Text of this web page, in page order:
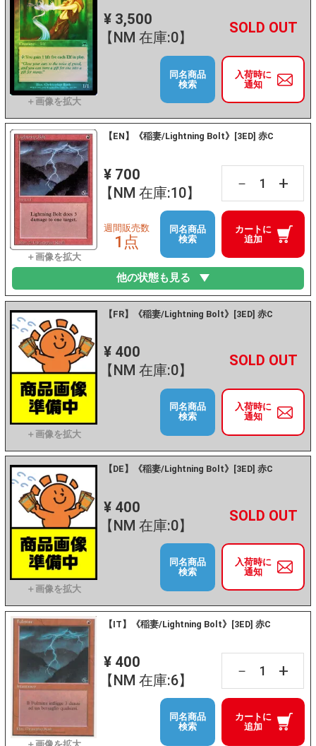
¥ 3,500
【NM 在庫:0】
－ +
入荷時に
通知
同名商品
検索
【EN】《稲妻/Lightning Bolt》[3ED] 赤C
¥ 700
【NM 在庫:10】
－ +
カートに
追加
週間販売数
1点
同名商品
検索
他の状態も見る
【FR】《稲妻/Lightning Bolt》[3ED] 赤C
¥ 400
【NM 在庫:0】
－ +
入荷時に
通知
同名商品
検索
【DE】《稲妻/Lightning Bolt》[3ED] 赤C
¥ 400
【NM 在庫:0】
－ +
入荷時に
通知
同名商品
検索
【IT】《稲妻/Lightning Bolt》[3ED] 赤C
¥ 400
【NM 在庫:6】
－ +
カートに
追加
同名商品
検索